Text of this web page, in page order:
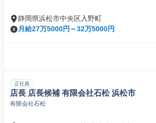
静岡県浜松市中央区入野町
月給27万5000円～32万5000円
正社員
店長 店長候補 有限会社石松 浜松市
有限会社石松